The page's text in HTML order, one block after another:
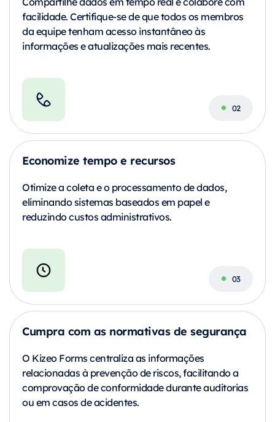
facilidade. Certifique-se de que todos os membros
da equipe tenham acesso instantâneo às
informações e atualizações mais recentes.
Economize tempo e recursos
Otimize a coleta e o processamento de dados,
eliminando sistemas baseados em papel e
reduzindo custos administrativos.
Cumpra com as normativas de segurança
O Kizeo Forms centraliza as informações
relacionadas à prevenção de riscos, facilitando a
comprovação de conformidade durante auditorias
ou em casos de acidentes.